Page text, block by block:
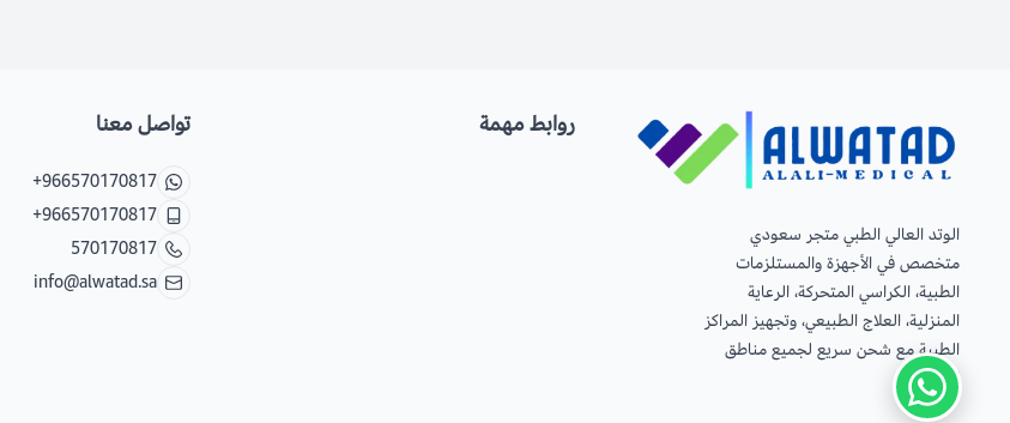
الوتد العالي الطبي متجر سعودي
متخصص في الأجهزة والمستلزمات
الطبية، الكراسي المتحركة، الرعاية
المنزلية، العلاج الطبيعي، وتجهيز المراكز
الطبية مع شحن سريع لجميع مناطق
المملكة.
روابط مهمة تواصل معنا
+966570170817
+966570170817
570170817
info@alwatad.sa